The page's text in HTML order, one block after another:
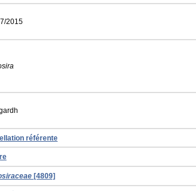
2015
référente
[4809]